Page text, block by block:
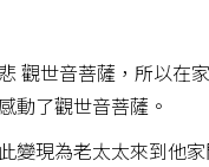
觀世音菩薩，所以在
動了觀世音菩薩。
變現為老太太來到他